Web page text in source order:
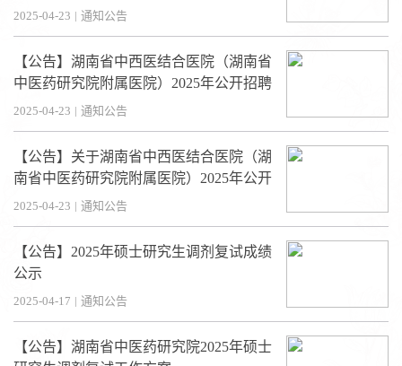
2025-04-23 | 通知公告
【公告】湖南省中西医结合医院（湖南省
中医药研究院附属医院）2025年公开招聘
取消部分岗位招聘计划、核减部分岗位招
2025-04-23 | 通知公告
【公告】关于湖南省中西医结合医院（湖
南省中医药研究院附属医院）2025年公开
招聘B类岗位通过资格审查人员名单的公
2025-04-23 | 通知公告
【公告】2025年硕士研究生调剂复试成绩
公示
2025-04-17 | 通知公告
【公告】湖南省中医药研究院2025年硕士